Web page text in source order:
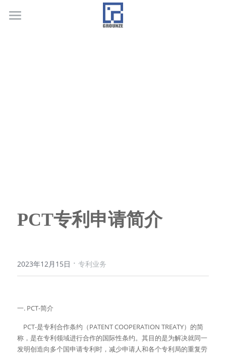
PCT专利申请简介
2023年12月15日 · 专利业务
一. PCT-简介
称，是在专利领域进行合作的国际性条约。其目的是为解决就同一
发明创造向多个国申请专利时，减少申请人和各个专利局的重复劳